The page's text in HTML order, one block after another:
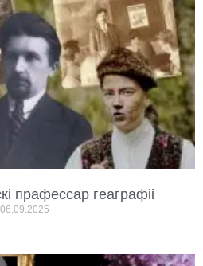
прафессар геаграфіі
06.09.2025